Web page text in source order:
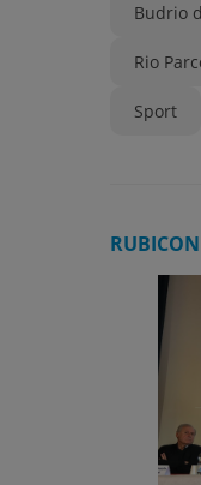
Budrio
Rio
Sport